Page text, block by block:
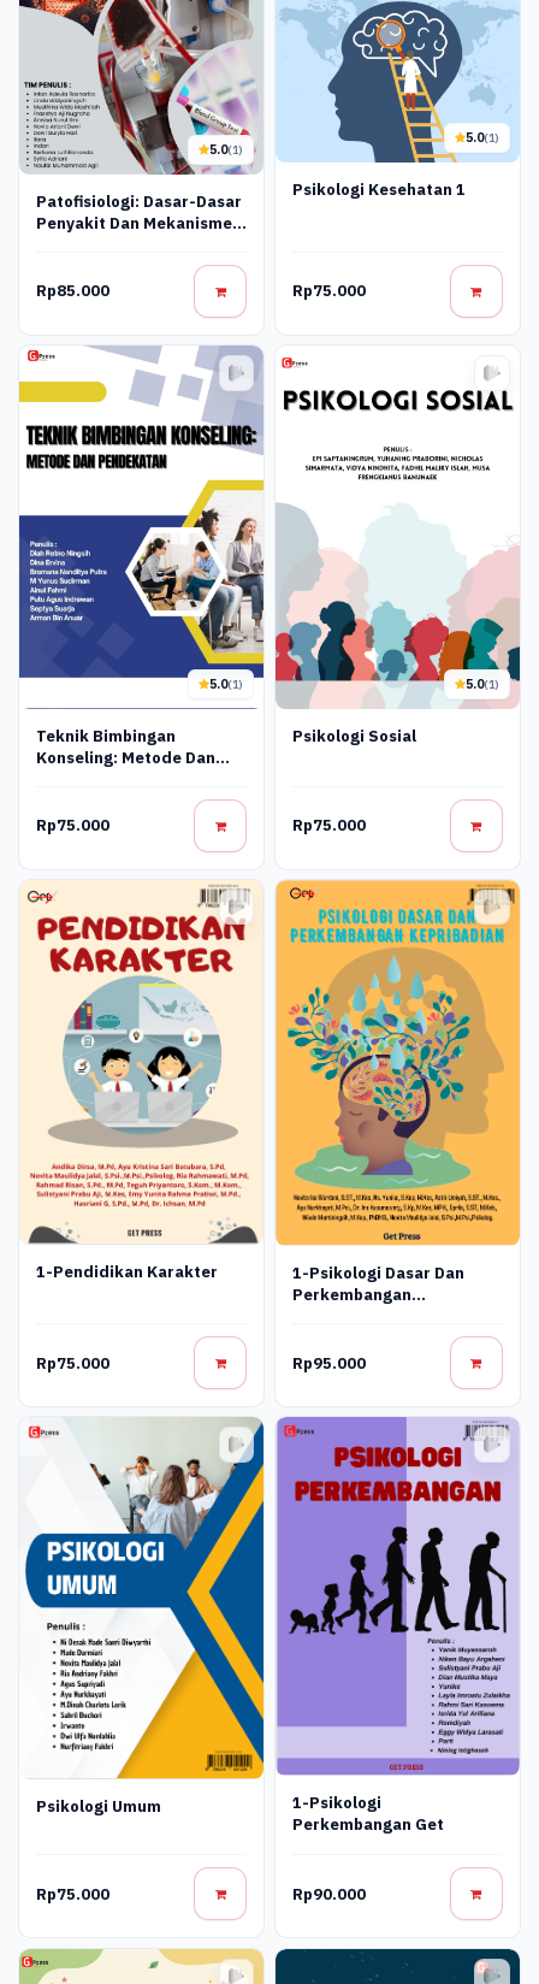
5.0(1)
Patofisiologi: Dasar-Dasar
Penyakit Dan Mekanisme
Rp85.000
5.0(1)
Psikologi Kesehatan 1
Rp75.000
5.0(1)
Teknik Bimbingan
Konseling: Metode Dan
Rp75.000
5.0(1)
Psikologi Sosial
Rp75.000
1-Pendidikan Karakter
Rp75.000
1-Psikologi Dasar Dan
Perkembangan
Rp95.000
Psikologi Umum
Rp75.000
1-Psikologi
Perkembangan Get
Rp90.000